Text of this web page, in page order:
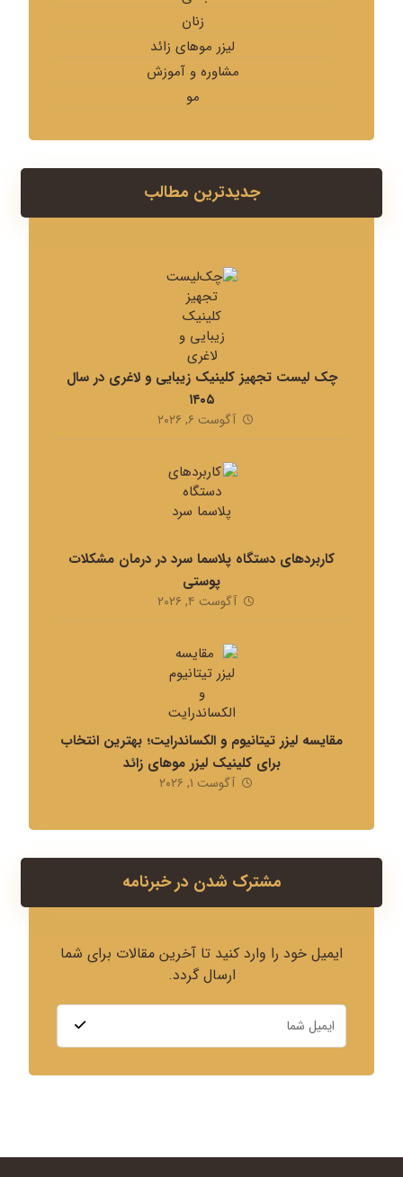
زنان
لیزر موهای زائد
مشاوره و آموزش
مو
جدیدترین مطالب
چک لیست تجهیز کلینیک زیبایی و لاغری در سال
۱۴۰۵
آگوست ۶, ۲۰۲۶
کاربردهای دستگاه پلاسما سرد در درمان مشکلات
پوستی
آگوست ۴, ۲۰۲۶
مقایسه لیزر تیتانیوم و الکساندرایت؛ بهترین انتخاب
برای کلینیک لیزر موهای زائد
آگوست ۱, ۲۰۲۶
مشترک شدن در خبرنامه
ایمیل خود را وارد کنید تا آخرین مقالات برای شما
ارسال گردد.